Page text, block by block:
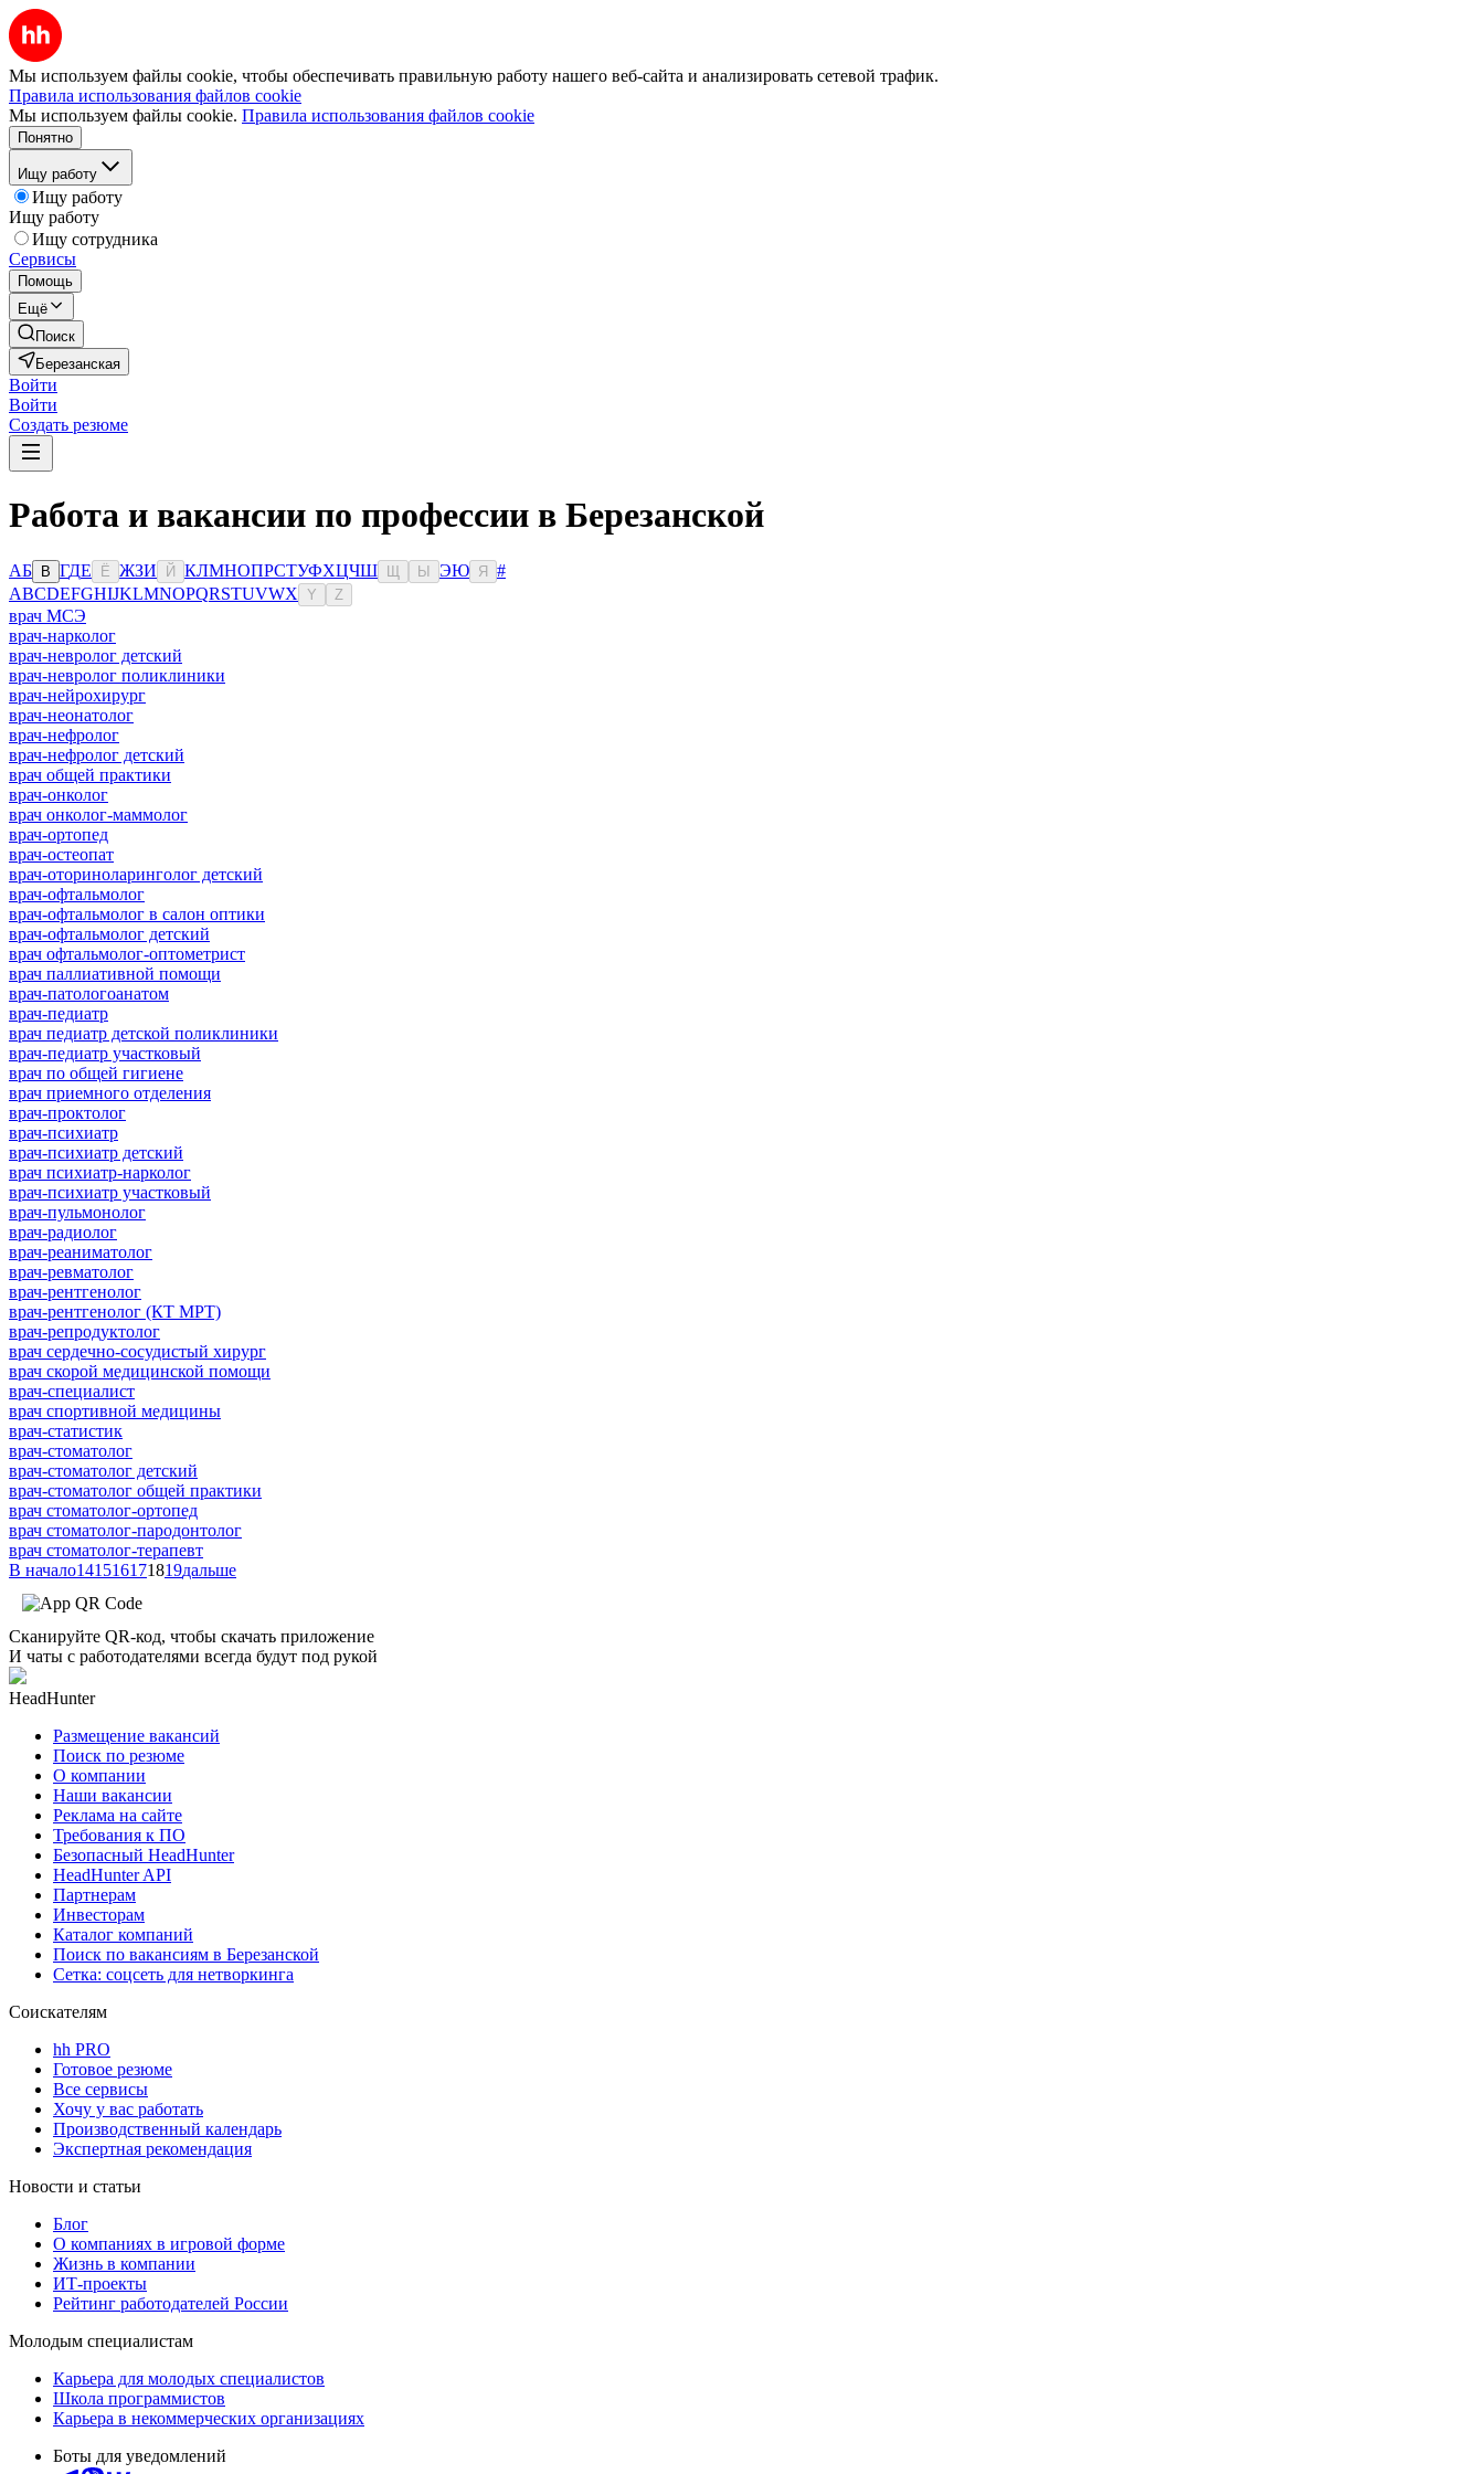
Мы используем файлы cookie, чтобы обеспечивать правильную работу нашего веб-сайта и анализировать сетевой трафик.
Правила использования файлов cookie
Мы используем файлы cookie. Правила использования файлов cookie
Понятно
Ищу работу
Ищу работу
Ищу работу
Ищу сотрудника
Сервисы
Помощь
Ещё
Поиск
Березанская
Войти
Войти
Создать резюме
Работа и вакансии по профессии в Березанской
АБ В ГДЕ Ё ЖЗИ Й КЛМНОПРСТУФХЦЧШ Ы ЭЮ Я
#
ABCDEFGHIJKLMNOPQRSTUVWX Y Z
врач МСЭ
врач-нарколог
врач-невролог детский
врач-невролог поликлиники
врач-нейрохирург
врач-неонатолог
врач-нефролог
врач-нефролог детский
врач общей практики
врач-онколог
врач онколог-маммолог
врач-ортопед
врач-остеопат
врач-оториноларинголог детский
врач-офтальмолог
врач-офтальмолог в салон оптики
врач-офтальмолог детский
врач офтальмолог-оптометрист
врач паллиативной помощи
врач-патологоанатом
врач-педиатр
врач педиатр детской поликлиники
врач-педиатр участковый
врач по общей гигиене
врач приемного отделения
врач-проктолог
врач-психиатр
врач-психиатр детский
врач психиатр-нарколог
врач-психиатр участковый
врач-пульмонолог
врач-радиолог
врач-реаниматолог
врач-ревматолог
врач-рентгенолог
врач-рентгенолог (КТ МРТ)
врач-репродуктолог
врач сердечно-сосудистый хирург
врач скорой медицинской помощи
врач-специалист
врач спортивной медицины
врач-статистик
врач-стоматолог
врач-стоматолог детский
врач-стоматолог общей практики
врач стоматолог-ортопед
врач стоматолог-пародонтолог
врач стоматолог-терапевт
В начало141516171819дальше
Сканируйте QR-код, чтобы скачать приложение
И чаты с работодателями всегда будут под рукой
HeadHunter
Размещение вакансий
Поиск по резюме
О компании
Наши вакансии
Реклама на сайте
Требования к ПО
Безопасный HeadHunter
HeadHunter API
Партнерам
Инвесторам
Каталог компаний
Поиск по вакансиям в Березанской
Сетка: соцсеть для нетворкинга
Соискателям
hh PRO
Готовое резюме
Все сервисы
Хочу у вас работать
Производственный календарь
Экспертная рекомендация
Новости и статьи
Блог
О компаниях в игровой форме
Жизнь в компании
ИТ-проекты
Рейтинг работодателей России
Молодым специалистам
Карьера для молодых специалистов
Школа программистов
Карьера в некоммерческих организациях
Боты для уведомлений